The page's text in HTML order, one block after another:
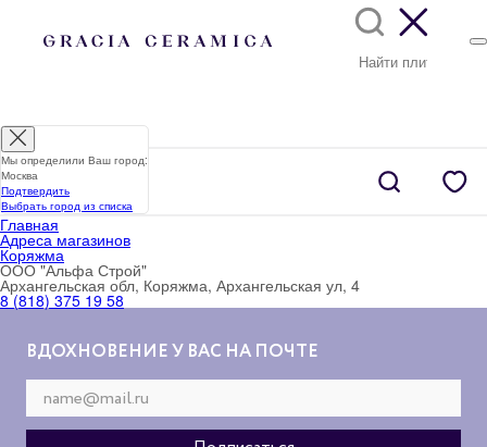
Главная
Адреса магазинов
Коряжма
ООО "Альфа Строй"
Архангельская обл, Коряжма, Архангельская ул, 4
8 (818) 375 19 58
ВДОХНОВЕНИЕ У ВАС НА ПОЧТЕ
Мы определили Ваш город:
Москва
Подтвердить
Выбрать город из списка